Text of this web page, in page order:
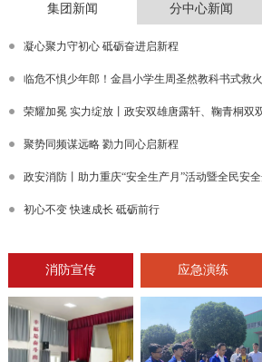
集团新闻 分中心新闻
凝心聚力守初心 砥砺奋进启新程
临危不惧少年郎！金昌小学生周圣然教科书式救火
聚势同频谋远略 勠力同心启新程
初心不变 快速成长 砥砺前行
消防宣传 应急演练